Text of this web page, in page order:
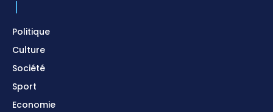
Politique
Culture
Société
Sport
Economie